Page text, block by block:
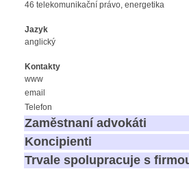
46 telekomunikační právo, energetika
Jazyk
anglický
Kontakty
www
email
Telefon
Zaměstnaní advokáti
Koncipienti
Trvale spolupracuje s